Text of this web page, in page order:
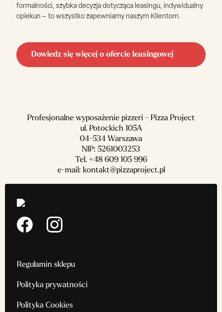
formalności, szybka decyzja dotycząca leasingu, indywidualny
opiekun – to wszystko zapewniamy naszym Klientom.
Dowiedz się więcej o ofercie leasingowej
Profesjonalne wyposażenie pizzeri - Pizza Project
ul. Potockich 105A
04-534 Warszawa
NIP: 5261003253
Tel. +48 609 105 996
e-mail: kontakt@pizzaproject.pl
Regulamin sklepu
Polityka prywatności
Polityka Cookies